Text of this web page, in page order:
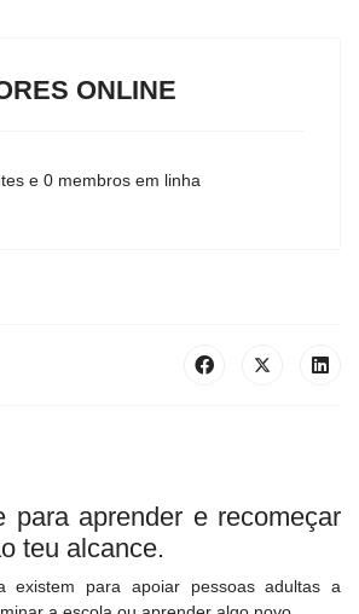
ONLINE
e 0 membros em linha
para aprender e recomeçar
teu alcance.
existem para apoiar pessoas adultas a